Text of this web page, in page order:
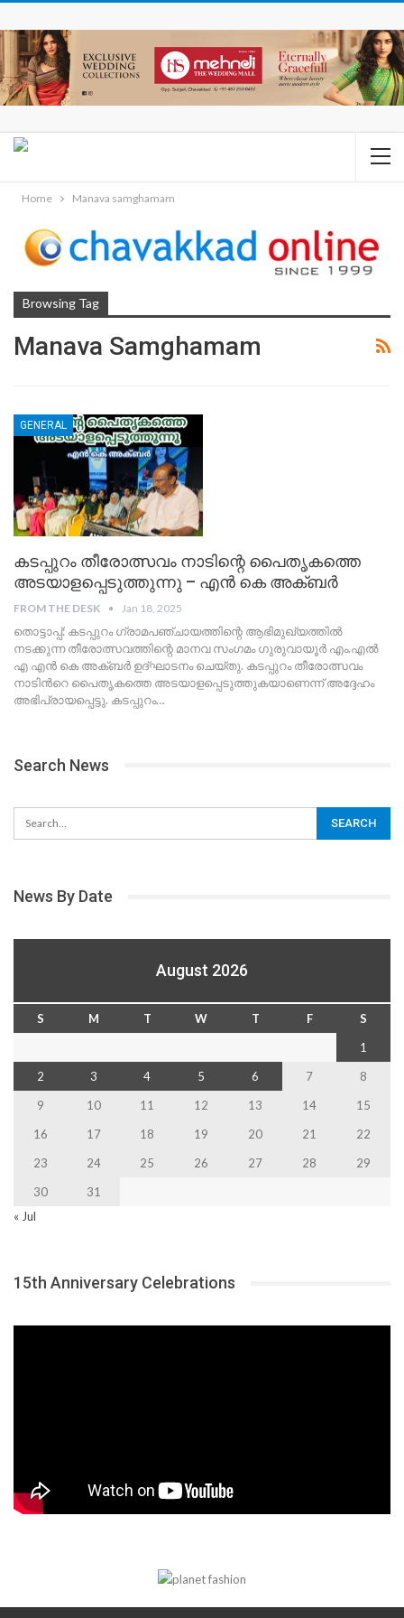
Home Manava samghamam
Browsing Tag
Manava Samghamam
GENERAL
കടപ്പുറം തീരോത്സവം നാടിന്റെ പൈതൃകത്തെ
അടയാളപ്പെടുത്തുന്നു – എൻ കെ അക്ബർ
FROM THE DESK Jan 18, 2025
തൊട്ടാപ്പ്: കടപ്പുറം ഗ്രാമപഞ്ചായത്തിന്റെ ആഭിമുഖ്യത്തിൽ
നടക്കുന്ന തീരോത്സവത്തിന്റെ മാനവ സംഗമം ഗുരുവായൂർ എം.എൽ
എ എൻ കെ അക്ബർ ഉദ്ഘാടനം ചെയ്തു. കടപ്പുറം തീരോത്സവം
നാടിൻറെ പൈതൃകത്തെ അടയാളപ്പെടുത്തുകയാണെന്ന് അദ്ദേഹം
അഭിപ്രായപ്പെട്ടു. കടപ്പുറം…
Search News
News By Date
August 2026
S M T W T F
S
1
2
3 4 5 6 7
8
9
10 11 12 13 14
15
16
17 18 19 20 21
22
23
24 25 26 27 28
29
30
31
« Jul
15th Anniversary Celebrations